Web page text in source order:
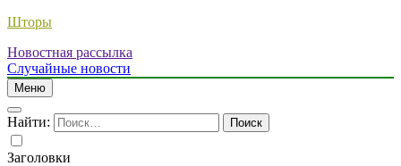
Шторы
Новостная рассылка
Случайные новости
Меню
Найти:
Заголовки